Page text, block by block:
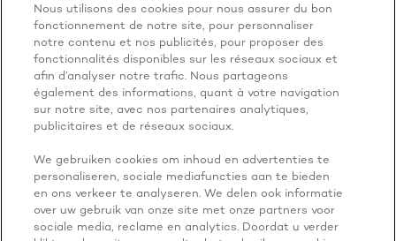
BECAUSE
YOU'RE
WORTH IT
Nous utilisons des cookies pour nous assurer du bon
fonctionnement de notre site, pour personnaliser
notre contenu et nos publicités, pour proposer des
fonctionnalités disponibles sur les réseaux sociaux et
afin d’analyser notre trafic. Nous partageons
également des informations, quant à votre navigation
sur notre site, avec nos partenaires analytiques,
publicitaires et de réseaux sociaux.
We gebruiken cookies om inhoud en advertenties te
personaliseren, sociale mediafuncties aan te bieden
en ons verkeer te analyseren. We delen ook informatie
over uw gebruik van onze site met onze partners voor
sociale media, reclame en analytics. Doordat u verder